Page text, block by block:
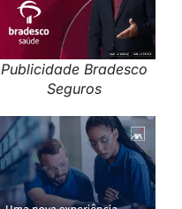
Publicidade Bradesco
Seguros